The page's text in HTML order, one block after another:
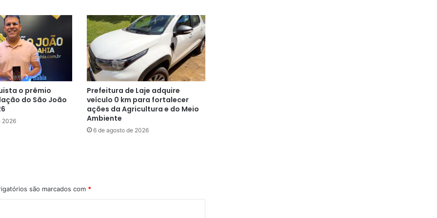
o prêmio
do São João
2026
Prefeitura de Laje adquire
veículo 0 km para fortalecer
ações da Agricultura e do Meio
Ambiente
6 de agosto de 2026
são marcados com *